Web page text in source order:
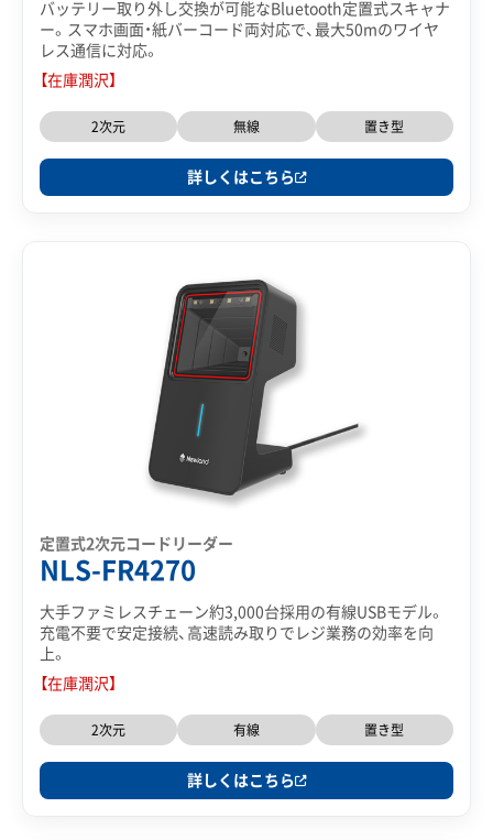
バッテリー取り外し交換が可能なBluetooth定置式スキャナ
ー。スマホ画面・紙バーコード両対応で、最大50mのワイヤ
レス通信に対応。
【在庫潤沢】
2次元 無線 置き型
詳しくはこちら
NLS-FR4270
定置式2次元コードリーダー
大手ファミレスチェーン約3,000台採用の有線USBモデル。
充電不要で安定接続、高速読み取りでレジ業務の効率を向
上。
【在庫潤沢】
2次元 有線 置き型
詳しくはこちら